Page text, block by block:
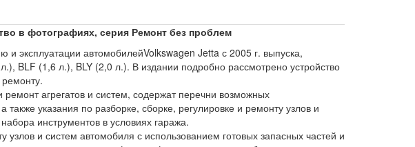
в фотографиях, серия Ремонт без проблем
и эксплуатации автомобилейVolkswagen Jetta с 2005 г. выпуска,
BLF (1,6 л.), BLY (2,0 л.). В издании подробно рассмотрено устройство
агрегатов и систем, содержат перечни возможных
указания по разборке, сборке, регулировке и ремонту узлов и
инструментов в условиях гаража.
узлов и систем автомобиля с использованием готовых запасных частей и